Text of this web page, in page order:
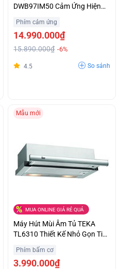
DWB97IM50 Cảm Ứng Hiện
Phím cảm ứng
14.990.000₫
15.890.000₫ -6%
4.5 So sánh
Mẫu mới
MUA ONLINE GIÁ RẺ QUÁ
Máy Hút Mùi Âm Tủ TEKA
TL6310 Thiết Kế Nhỏ Gọn Tiết
Phím bấm cơ
3.990.000₫